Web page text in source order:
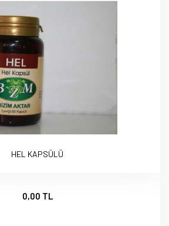
HEL KAPSÜLÜ
0,00 TL